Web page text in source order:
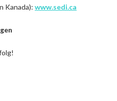
Kanada): www.sedi.ca